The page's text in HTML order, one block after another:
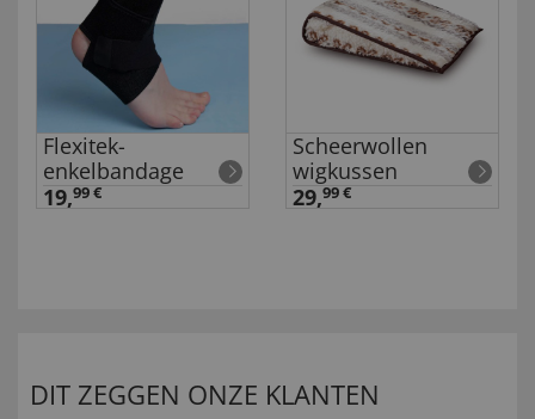
Flexitek-
enkelbandage
19,99 €
Scheerwollen
wigkussen
29,99 €
DIT ZEGGEN ONZE KLANTEN